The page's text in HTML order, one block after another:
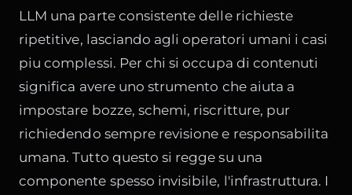
LLM una parte consistente delle richieste
ripetitive, lasciando agli operatori umani i casi
piu complessi. Per chi si occupa di contenuti
significa avere uno strumento che aiuta a
impostare bozze, schemi, riscritture, pur
richiedendo sempre revisione e responsabilita
umana. Tutto questo si regge su una
componente spesso invisibile, l'infrastruttura. I